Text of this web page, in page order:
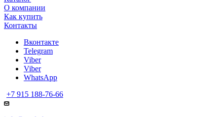
О компании
Как купить
Контакты
Вконтакте
Telegram
Viber
Viber
WhatsApp
+7 915 188-76-66